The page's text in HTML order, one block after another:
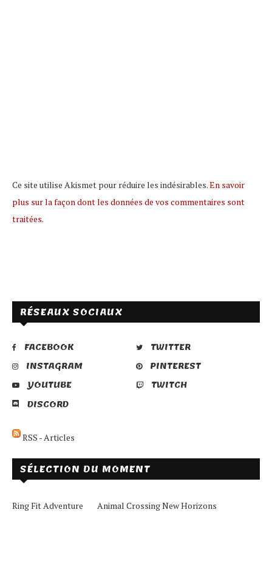
Ce site utilise Akismet pour réduire les indésirables.En savoir
plus sur la façon dont les données de vos commentaires sont
traitées.
RÉSEAUX SOCIAUX
FACEBOOK
TWITTER
INSTAGRAM
PINTEREST
YOUTUBE
TWITCH
DISCORD
RSS - Articles
SÉLECTION DU MOMENT
Ring Fit Adventure Animal Crossing New Horizons